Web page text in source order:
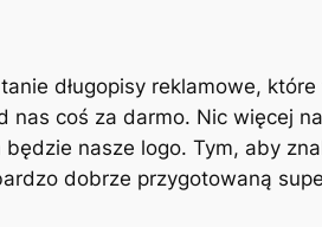
długopisy reklamowe,
coś za darmo. Nic więcej
nasze logo. Tym, aby
dobrze przygotowaną